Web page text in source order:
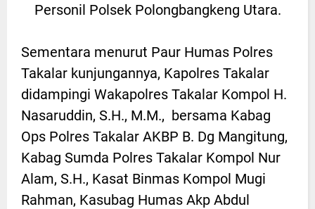
Personil Polsek Polongbangkeng Utara.
Sementara menurut Paur Humas Polres
Takalar kunjungannya, Kapolres Takalar
didampingi Wakapolres Takalar Kompol H.
Nasaruddin, S.H., M.M., bersama Kabag
Ops Polres Takalar AKBP B. Dg Mangitung,
Kabag Sumda Polres Takalar Kompol Nur
Alam, S.H., Kasat Binmas Kompol Mugi
Rahman, Kasubag Humas Akp Abdul